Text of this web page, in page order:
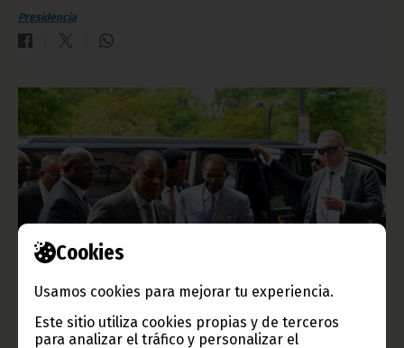
Cookies
Usamos cookies para mejorar tu experiencia.
Este sitio utiliza cookies propias y de terceros
para analizar el tráfico y personalizar el
Presidencia
Encuentro estratégico del Jefe de Estado en la Casa
Blanca
abril 17, 2026